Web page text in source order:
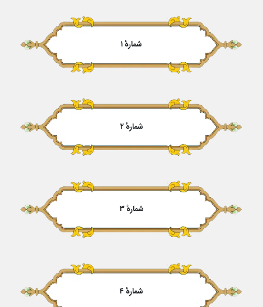
شمارهٔ ۱
شمارهٔ ۲
شمارهٔ ۳
شمارهٔ ۴